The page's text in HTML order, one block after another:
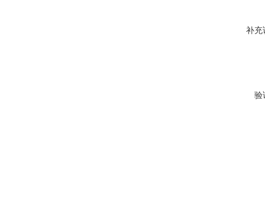
补充
验